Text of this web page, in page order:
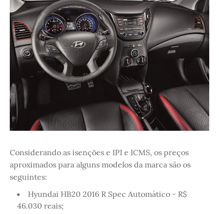
Considerando as isenções e IPI e ICMS, os preços
aproximados para alguns modelos da marca são os
seguintes:
Hyundai HB20 2016 R Spec Automático - R$
46.030 reais;